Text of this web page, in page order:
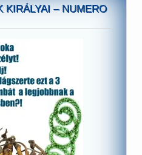
KIRÁLYAI – NUMERO